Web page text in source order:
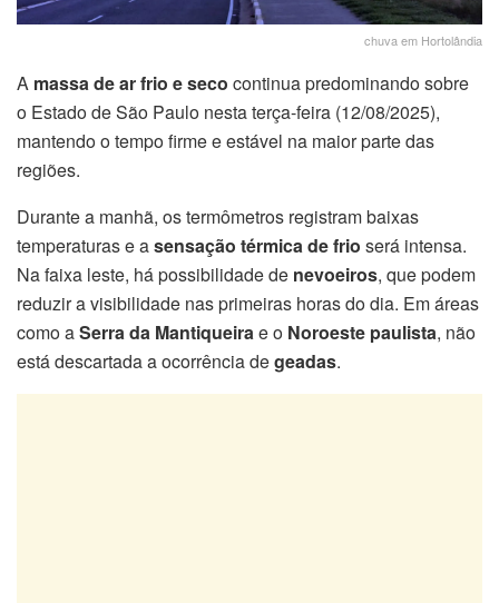
chuva em Hortolândia
A massa de ar frio e seco continua predominando sobre
o Estado de São Paulo nesta terça-feira (12/08/2025),
mantendo o tempo firme e estável na maior parte das
regiões.
Durante a manhã, os termômetros registram baixas
temperaturas e asensação térmica de frio será intensa.
Na faixa leste, há possibilidade de nevoeiros, que podem
reduzir a visibilidade nas primeiras horas do dia. Em áreas
como aSerra da Mantiqueirae o Noroeste paulista, não
está descartada a ocorrência degeadas.